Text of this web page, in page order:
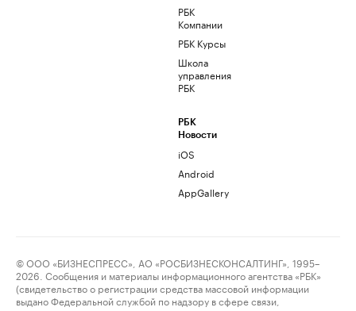
РБК
Компании
РБК Курсы
Школа
управления
РБК
РБК
Новости
iOS
Android
AppGallery
© ООО «БИЗНЕСПРЕСС», АО «РОСБИЗНЕСКОНСАЛТИНГ», 1995–
2026. Сообщения и материалы информационного агентства «РБК»
(свидетельство о регистрации средства массовой информации
выдано Федеральной службой по надзору в сфере связи,